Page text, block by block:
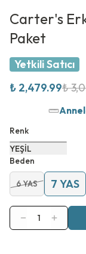
Carter's
Paket
Yetkili Satıcı
₺ 2,479.99₺
Renk
YEŞİL
Beden
6 YAS 7 YAS
1